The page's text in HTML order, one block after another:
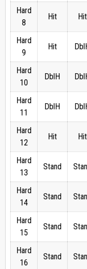
Hard
8
Hit Hit
Hard
9
Hit
Hard
10
DblH
Hard
11
DblH
Hard
12
Hit Hit
Hard
13
Stand
Hard
14
Stand
Hard
15
Stand
Hard
16
Stand